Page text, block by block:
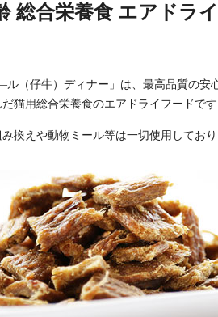
総合栄養食 エアドラ
ル（仔牛）ディナー」は、最高品質の安
猫用総合栄養食のエアドライフードです
換えや動物ミール等は一切使用しており